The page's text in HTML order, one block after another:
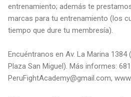
entrenamiento; además te
marcas para tu entrenamiento (los
tiempo que dure tu membresía).
Encuéntranos en Av. La Marina
Plaza San Miguel). Más informes:
PeruFightAcademy@gmail.com,